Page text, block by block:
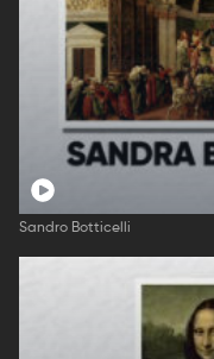
Sandro Botticelli